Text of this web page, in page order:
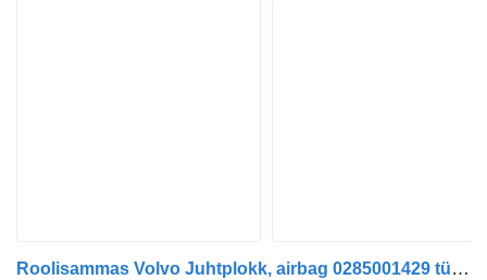
Roolisammas Volvo Juhtplokk, airbag 0285001429 tüübi jaoks sadulveoki Volvo FM9